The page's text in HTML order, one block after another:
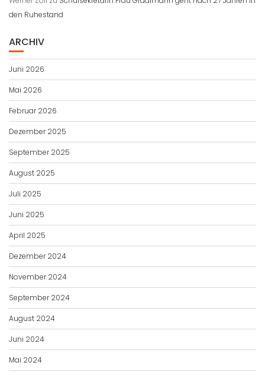
den Ruhestand
ARCHIV
Juni 2026
Mai 2026
Februar 2026
Dezember 2025
September 2025
August 2025
Juli 2025
Juni 2025
April 2025
Dezember 2024
November 2024
September 2024
August 2024
Juni 2024
Mai 2024